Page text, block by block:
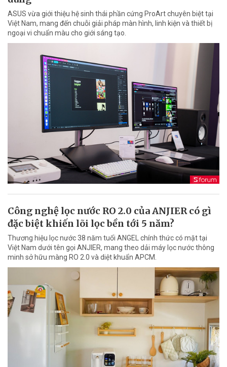
ASUS vừa giới thiệu hệ sinh thái phần cứng ProArt chuyên biệt tại
Việt Nam, mang đến chuỗi giải pháp màn hình, linh kiện và thiết bị
ngoại vi chuẩn màu cho giới sáng tạo.
Công nghệ lọc nước RO 2.0 của ANJIER có gì
đặc biệt khiến lõi lọc bền tới 5 năm?
Thương hiệu lọc nước 38 năm tuổi ANGEL chính thức có mặt tại
Việt Nam dưới tên gọi ANJIER, mang theo dải máy lọc nước thông
minh sở hữu màng RO 2.0 và diệt khuẩn APCM.